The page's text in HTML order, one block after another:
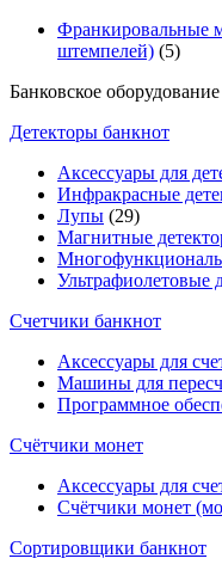
Франкировальные
штемпелей) (5)
Банковское оборудование
Детекторы банкнот
Аксессуары для
Инфракрасные
Лупы (29)
Магнитные
Ультрафиолетовые
Счетчики банкнот
Аксессуары для
Машины для
Программное
Счётчики монет
Аксессуары для
Счётчики монет
Cортировщики банкнот